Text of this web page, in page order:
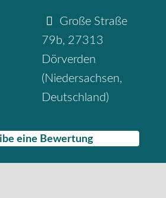
Große Straße
79b, 27313
Dörverden
( Niedersachsen,
Deutschland)
eine Bewertung